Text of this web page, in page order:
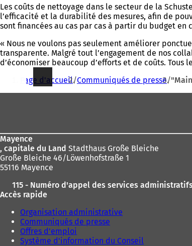
Les coûts de nettoyage dans le secteur de la
l’efficacité et la durabilité des mesures, afin de
sont financées au cas par cas à partir du budget en
« Nous ne voulons pas seulement améliorer
transparente. Malgré tout l’engagement de nos
d’économiser beaucoup d’efforts et de coûts.
Page d'accueil Communiqués de presse
Mayence
, capitale du Land Stadthaus Große Bleiche
Große Bleiche 46/Löwenhofstraße 1
55116 Mayence
115 - Numéro d'appel des services
Accès rapide
Organisation administrative
Communiqués de presse
Offres d'emploi
Système d'information du Conseil